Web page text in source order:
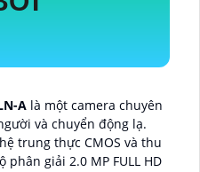
A là một camera chuyên
và chuyển động lạ.
trung thực CMOS và thu
giải 2.0 MP FULL HD